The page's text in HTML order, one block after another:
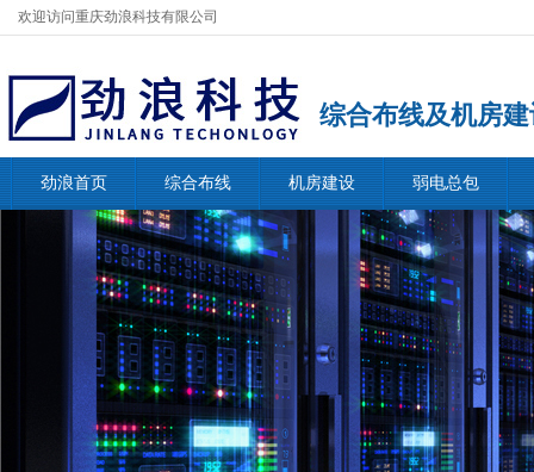
欢迎访问重庆劲浪科技有限公司
综合布线及机房
劲浪首页 综合布线 机房建设 弱电总包